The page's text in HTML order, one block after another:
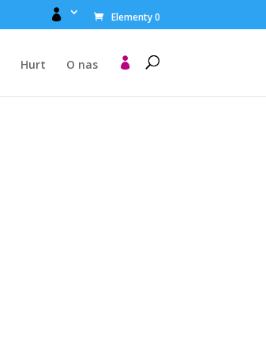
 Elementy 0
Hurt O nas 